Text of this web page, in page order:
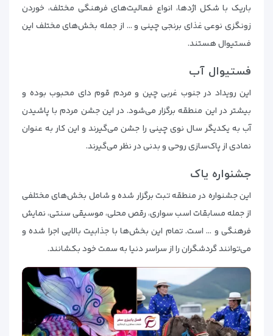
باریک با شکل اژدها، انواع فعالیت‌های فرهنگی مختلف، خوردن
زونگزی نوعی غذای برنجی چینی و … از جمله بخش‌های مختلف این
فستیوال هستند.
فستیوال آب
این رویداد در جنوب غربی چین و مردم قوم دای محبوب بوده و
بیشتر در این منطقه برگزار می‌شود. در این جشن مردم با پاشیدن
آب به یکدیگر سال نوی چینی را جشن می‌گیرند و این کار به عنوان
نمادی از پاک‌سازی روحی و بدنی در نظر می‌گیرند.
جشنواره یاک
این جشنواره در منطقه تبت برگزار شده و شامل بخش‌های مختلفی
از جمله مسابقات اسب سواری، رقص محلی، موسیقی سنتی، نمایش
فرهنگی و … است. تمام این بخش‌ها با جذابیت بالایی اجرا شده و
می‌توانند گردشگران را از سراسر دنیا به سمت خود بکشانند.